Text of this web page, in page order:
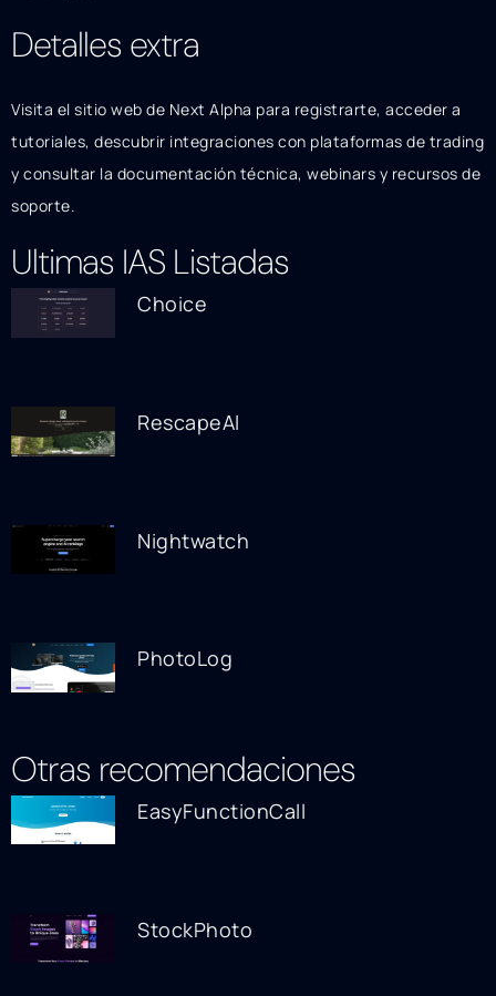
Detalles extra
Visita el sitio web de Next Alpha para registrarte, acceder a
tutoriales, descubrir integraciones con plataformas de trading
y consultar la documentación técnica, webinars y recursos de
soporte.
Ultimas IAS Listadas
Choice
RescapeAI
Nightwatch
PhotoLog
Otras recomendaciones
EasyFunctionCall
StockPhoto